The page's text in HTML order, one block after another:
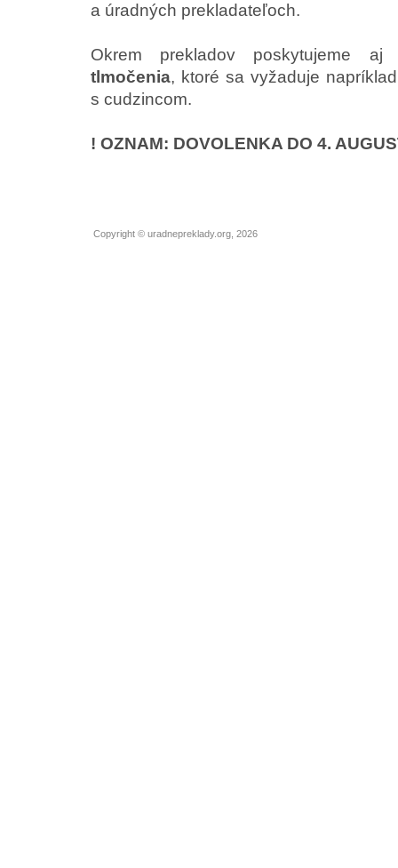
a úradných prekladateľoch.
Okrem prekladov poskytujeme
tlmočenia, ktoré sa vyžaduje
s cudzincom.
! OZNAM: DOVOLENKA DO 4.
Copyright © uradnepreklady.org, 2026